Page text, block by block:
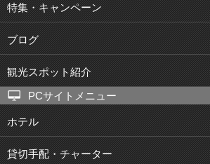
特集・キャンペーン
ブログ
観光スポット紹介
PCサイトメニュー
ホテル
貸切手配・チャーター